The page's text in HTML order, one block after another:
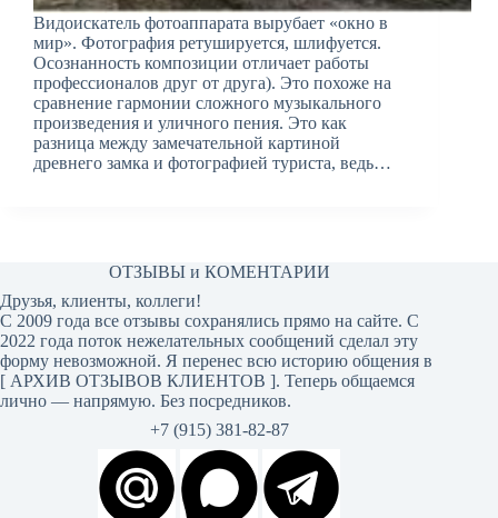
Видоискатель фотоаппарата вырубает «окно в
мир». Фотография ретушируется, шлифуется.
Осознанность композиции отличает работы
профессионалов друг от друга). Это похоже на
сравнение гармонии сложного музыкального
произведения и уличного пения. Это как
разница между замечательной картиной
древнего замка и фотографией туриста, ведь…
ОТЗЫВЫ и КОМЕНТАРИИ
Друзья, клиенты, коллеги!
С 2009 года все отзывы сохранялись прямо на сайте. С
2022 года поток нежелательных сообщений сделал эту
форму невозможной. Я перенес всю историю общения в
[ АРХИВ ОТЗЫВОВ КЛИЕНТОВ ]. Теперь общаемся
лично — напрямую. Без посредников.
+7 (915) 381-82-87